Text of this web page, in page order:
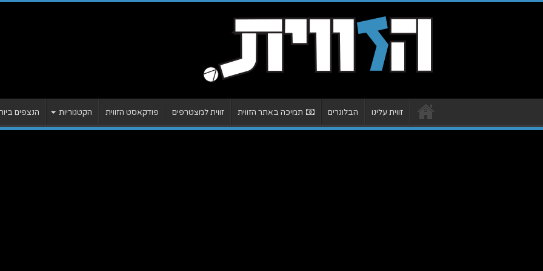
זווית עלינו הבלוגרים תמיכה באתר הזווית זווית למצטרפים פודקאסט הזווית הקטגוריות הנצפים